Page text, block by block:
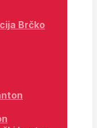
Brčko